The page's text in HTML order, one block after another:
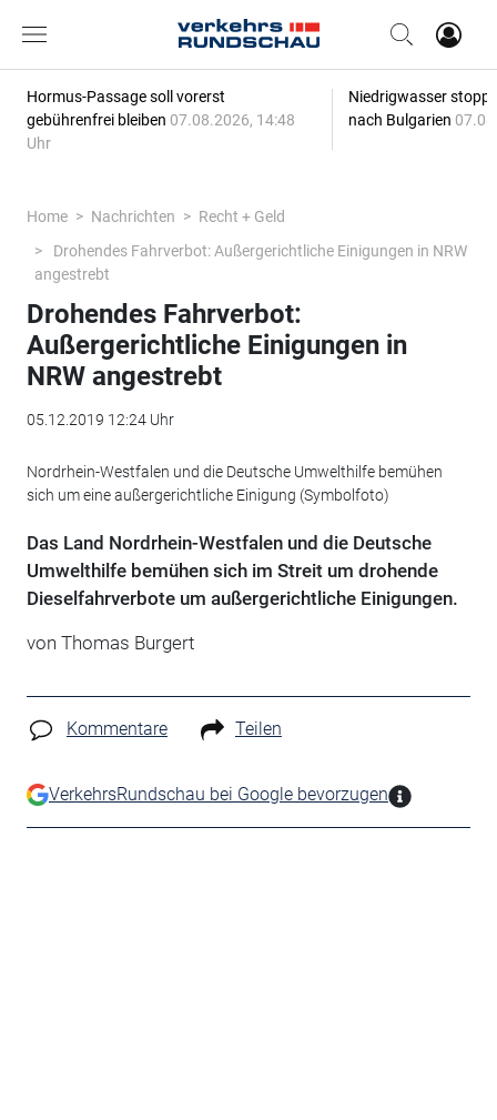
Hormus-Passage soll vorerst
gebührenfrei bleiben 07.08.2026, 14:48
Uhr
Niedrigwasser
nach Bulgarien
Home Nachrichten
Recht + Geld
Drohendes Fahrverbot: Außergerichtliche Einigungen in NRW
angestrebt
Drohendes Fahrverbot:
Außergerichtliche Einigungen in
NRW angestrebt
05.12.2019 12:24 Uhr
Nordrhein-Westfalen und die Deutsche Umwelthilfe bemühen
sich um eine außergerichtliche Einigung (Symbolfoto)
Das Land Nordrhein-Westfalen und die Deutsche
Umwelthilfe bemühen sich im Streit um drohende
Dieselfahrverbote um außergerichtliche Einigungen.
von Thomas Burgert
Kommentare Teilen
VerkehrsRundschau bei Google bevorzugen